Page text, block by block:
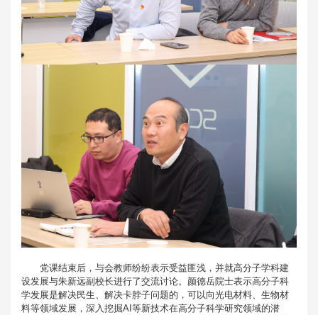
党课结束后，与会教师纷纷表示受益匪浅，并就高分子学科建
设发展与朱新远副校长进行了交流讨论。颜德岳院士表示高分子科
学发展是解决民生、解决卡脖子问题的，可以向光电材料、生物材
料等领域发展，深入挖掘AI等新技术在高分子科学研究领域的潜